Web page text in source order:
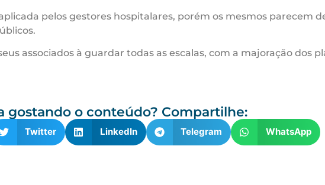
pelos gestores hospitalares, porém os mesmos parecem
associados à guardar todas as escalas, com a majoração dos
gostando o conteúdo? Compartilhe:
Twitter LinkedIn Telegram WhatsApp